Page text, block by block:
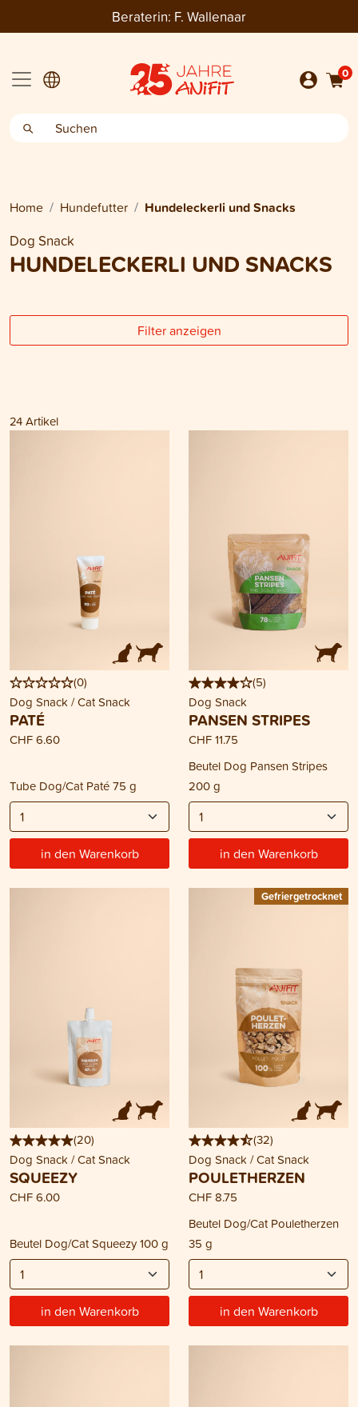
Beraterin: F. Wallenaar
0
Home Hundefutter
Hundeleckerli und Snacks
Dog Snack
HUNDELECKERLI UND SNACKS
Filter anzeigen
24Artikel
(0)
Dog Snack / Cat Snack
PATÉ
CHF 6.60
Tube Dog/Cat Paté 75 g
in den Warenkorb
(5)
Dog Snack
PANSEN STRIPES
CHF 11.75
Beutel Dog Pansen Stripes
200 g
in den Warenkorb
(20)
Dog Snack / Cat Snack
SQUEEZY
CHF 6.00
Beutel Dog/Cat Squeezy 100 g
in den Warenkorb
Gefriergetrocknet
(32)
Dog Snack / Cat Snack
POULETHERZEN
CHF 8.75
Beutel Dog/Cat Pouletherzen
35 g
in den Warenkorb